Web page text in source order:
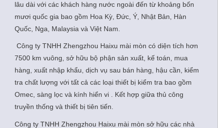
lâu dài với các khách hàng nước ngoài đến từ khoảng bốn
mươi quốc gia bao gồm Hoa Kỳ, Đức, Ý, Nhật Bản, Hàn
Quốc, Nga, Malaysia và Việt Nam.
Công ty TNHH Zhengzhou Haixu mài mòn có diện tích hơn
7500 km vuông, sở hữu bộ phận sản xuất, kế toán, mua
hàng, xuất nhập khẩu, dịch vụ sau bán hàng, hậu cần, kiểm
tra chất lượng với tất cả các loại thiết bị kiểm tra bao gồm
Omec, sàng lọc và kính hiển vi . Kết hợp giữa thủ công
truyền thống và thiết bị tiên tiến.
Công ty TNHH Zhengzhou Haixu mài mòn sở hữu các nhà